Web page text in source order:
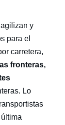
y
para el
carretera,
fronteras,
Lo